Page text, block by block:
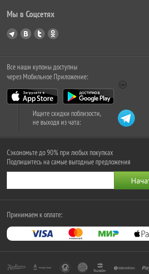
Мы в Соцсетях
Все наши купоны доступны
через Мобильное Приложение:
Ищите скидки поблизости,
не выходя из чата:
Сэкономьте до 90% при любых покупках
Подпишитесь на самые выгодные предложения
Принимаем к оплате: